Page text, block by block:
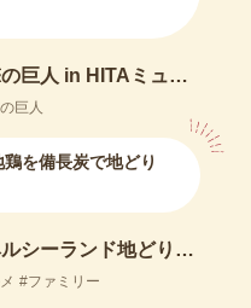
進撃の巨人 in HITAミュージアム ANNEX
巨人
鶏を備長炭で地どり
鏡ヘルシーランド地どり茶屋
ファミリー